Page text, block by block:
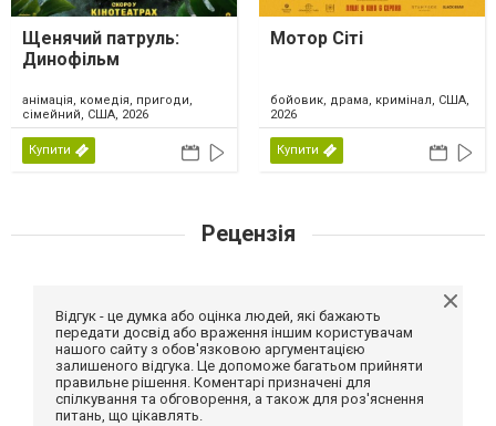
Щенячий патруль:
Динофільм
анімація, комедія, пригоди,
сімейний, США, 2026
Купити
Мотор Сіті
бойовик, драма, кримінал, США,
2026
Купити
Рецензія
Відгук - це думка або оцінка людей, які бажають
передати досвід або враження іншим користувачам
нашого сайту з обов'язковою аргументацією
залишеного відгука. Це допоможе багатьом прийняти
правильне рішення. Коментарі призначені для
спілкування та обговорення, а також для роз'яснення
питань, що цікавлять.